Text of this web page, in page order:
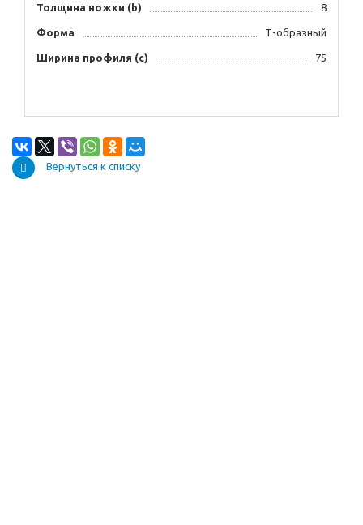
Толщина ножки (b) 8
Форма Т-образный
Ширина профиля (с) 75
Вернуться к списку